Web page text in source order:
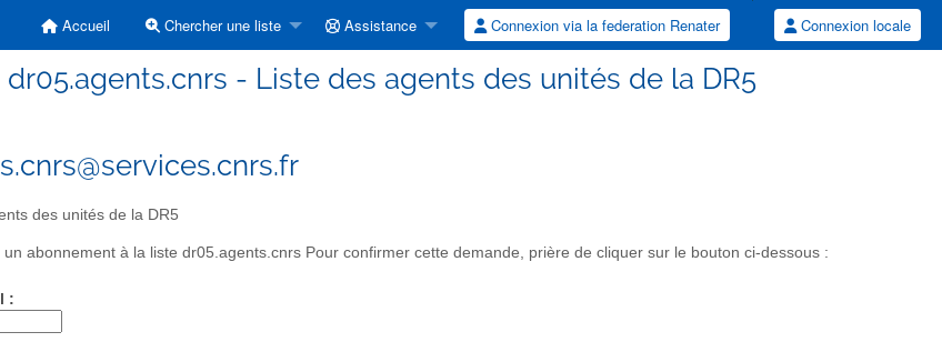
Accueil Chercher une liste Assistance Connexion via la federation Renater Connexion locale
dr05.agents.cnrs - Liste des agents des unités de la DR5
des unités de la DR5
abonnement à la liste dr05.agents.cnrs Pour confirmer cette demande, prière de cliquer sur le bouton ci-dessous :
: